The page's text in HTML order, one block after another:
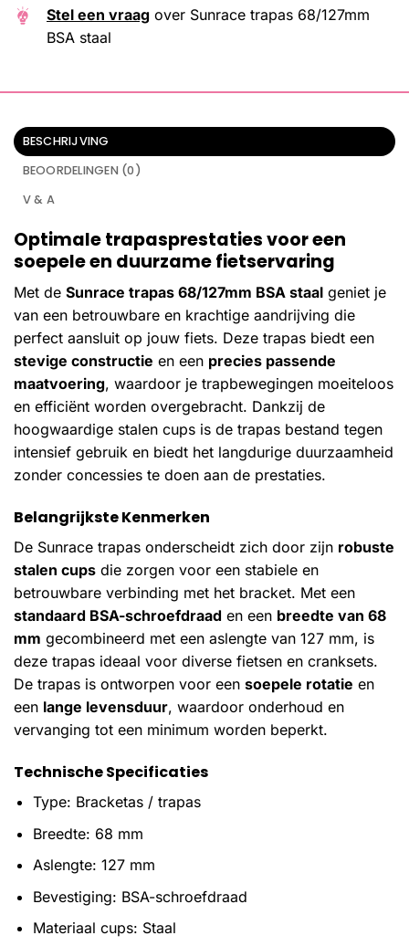
Stel een vraag over Sunrace trapas 68/127mm
BSA staal
BESCHRIJVING
BEOORDELINGEN (0)
V & A
Optimale trapasprestaties voor een
soepele en duurzame fietservaring
Met de Sunrace trapas 68/127mm BSA staal geniet je
van een betrouwbare en krachtige aandrijving die
perfect aansluit op jouw fiets. Deze trapas biedt een
stevige constructie en een precies passende
maatvoering, waardoor je trapbewegingen moeiteloos
en efficiënt worden overgebracht. Dankzij de
hoogwaardige stalen cups is de trapas bestand tegen
intensief gebruik en biedt het langdurige duurzaamheid
zonder concessies te doen aan de prestaties.
Belangrijkste Kenmerken
De Sunrace trapas onderscheidt zich door zijn robuste
stalen cups die zorgen voor een stabiele en
betrouwbare verbinding met het bracket. Met een
standaard BSA-schroefdraad en een breedte van 68
mm gecombineerd met een aslengte van 127 mm, is
deze trapas ideaal voor diverse fietsen en cranksets.
De trapas is ontworpen voor een soepele rotatie en
een lange levensduur, waardoor onderhoud en
vervanging tot een minimum worden beperkt.
Technische Specificaties
Type: Bracketas / trapas
Breedte: 68 mm
Aslengte: 127 mm
Bevestiging: BSA-schroefdraad
Materiaal cups: Staal